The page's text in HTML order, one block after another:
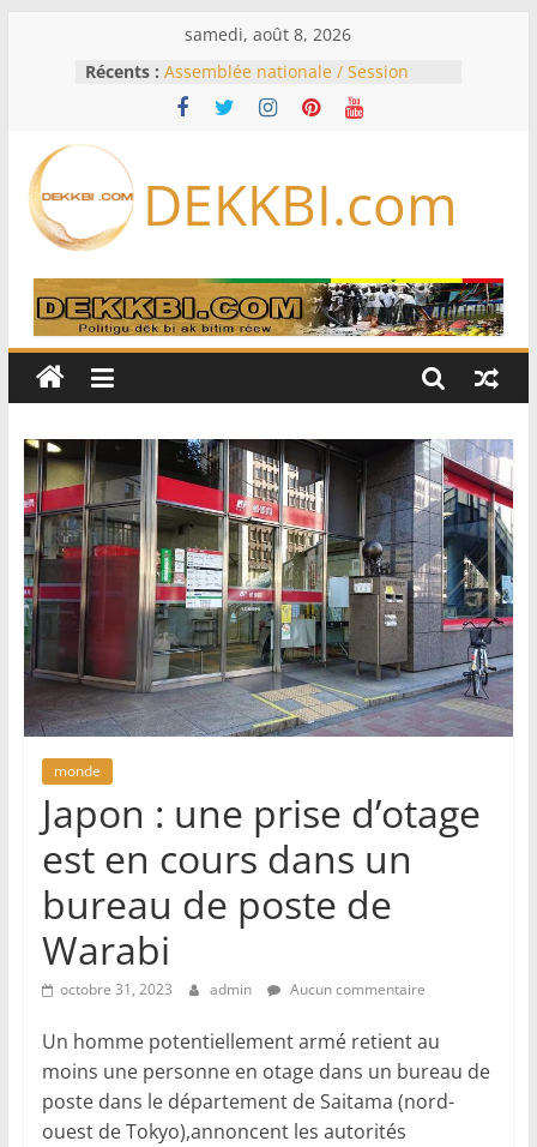
samedi, août 8, 2026
Récents : Assemblée nationale / Session
extraordinaire: Six commissions
d’enquête à l’ordre du jour ce lundi
Bénin: Patrice Talon élu président
du Sénat, moins de trois mois
Pakistan et la Turquie signent un
accord de défense
RD Congo: Kinshasa interdit les
exportations de cuivre et de cobalt
production
DEKKBI.com
monde
Japon : une prise d’otage
est en cours dans un
bureau de poste de
Warabi
octobre 31, 2023 admin Aucun commentaire
Un homme potentiellement armé retient au
moins une personne en otage dans un bureau de
poste dans le département de Saitama (nord-
ouest de Tokyo),annoncent les autorités